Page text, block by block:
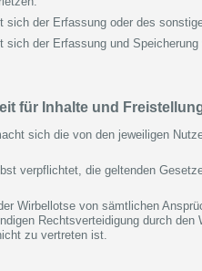
sich der Erfassung oder des
sich der Erfassung und
für Inhalte und
sich die von den jeweiligen
verpflichtet, die geltenden
Wirbellotse von sämtlichen
Rechtsverteidigung durch
zu vertreten ist.